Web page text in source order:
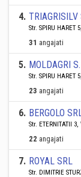
4. TRIAGRISILV
Str. SPIRU
31 angajati
5. MOLDAGRI
Str. SPIRU
23 angajati
6. BERGOLO
Str. ETERNITATII
22 angajati
7. ROYAL SRL
Str. DIMITRIE